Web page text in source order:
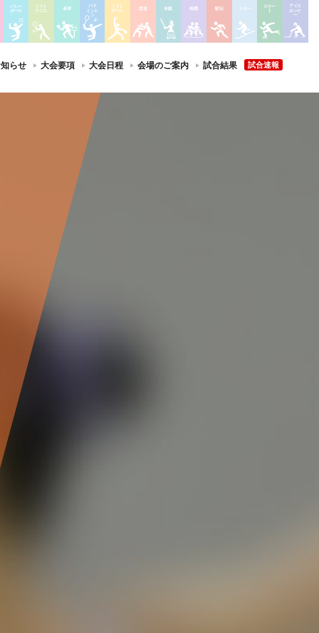
らせ 大会要項 大会日程 会場のご案内 試合結果 試合速報
バレー
ボール
ソフト
テニス 卓球
バド
ミント
ン
ソフト
ボール 柔道 剣道 相撲 駅伝 スキー スケー
ト
アイス
ホッケ
ー